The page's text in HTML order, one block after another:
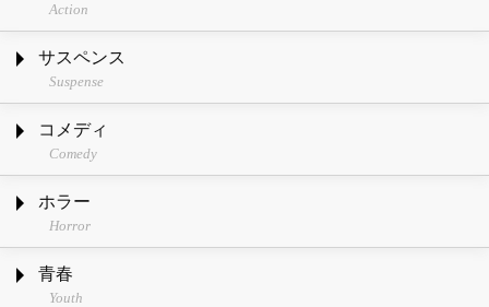
Action
サスペンス
Suspense
コメディ
Comedy
ホラー
Horror
青春
Youth